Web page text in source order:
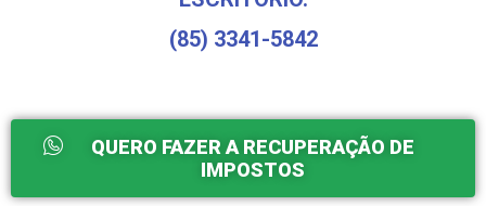
(85) 3341-5842
QUERO FAZER A RECUPERAÇÃO DE
IMPOSTOS